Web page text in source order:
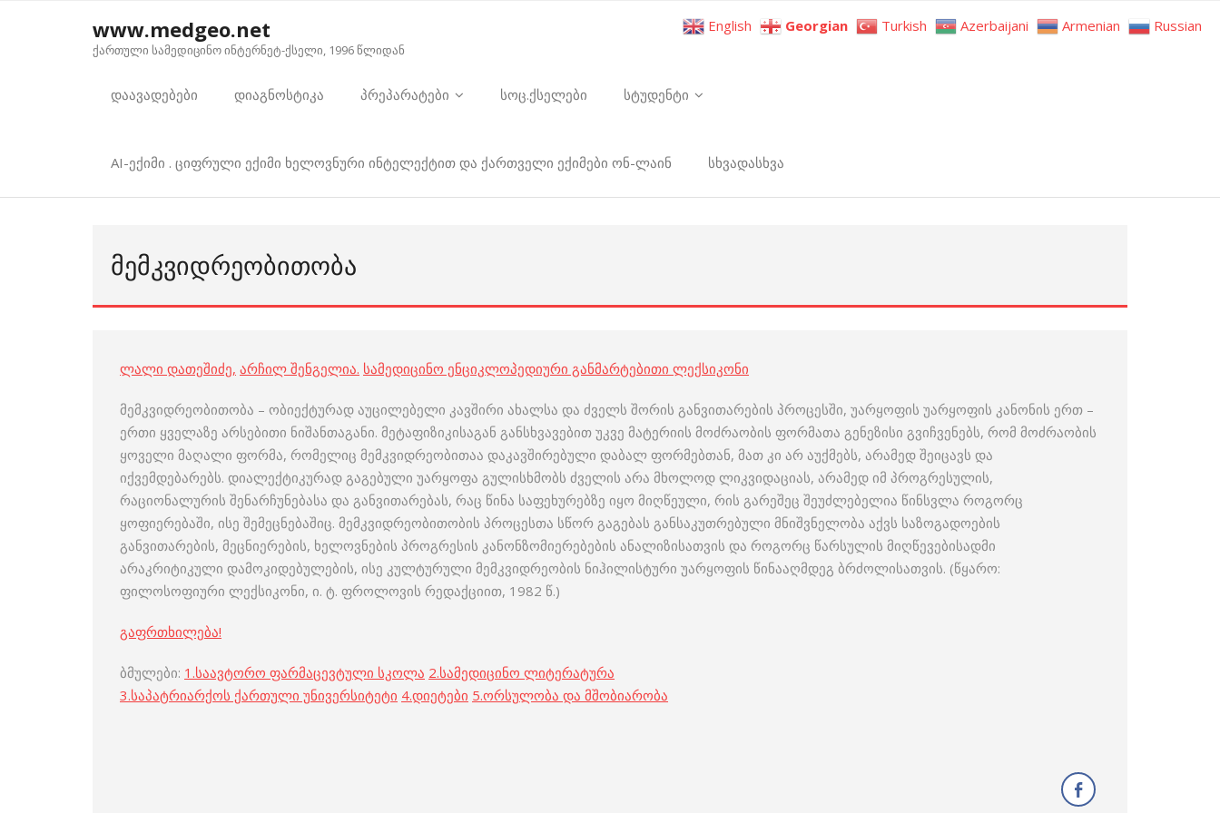
www.medgeo.net
ქართული სამედიცინო ინტერნეტ-ქსელი, 1996 წლიდან
დაავადებები დიაგნოსტიკა პრეპარატები სოც.ქსელები სტუდენტი
AI-ექიმი . ციფრული ექიმი ხელოვნური ინტელექტით და ქართველი ექიმები ონ-ლაინ სხვადასხვა
ᲛᲔᲛᲙᲕᲘᲓᲠᲔᲝᲑᲘᲗᲝᲑᲐ
ლალი დათეშიძე, არჩილ შენგელია. სამედიცინო ენციკლოპედიური განმარტებითი ლექსიკონი
მემკვიდრეობითობა – ობიექტურად აუცილებელი კავშირი ახალსა და ძველს შორის განვითარების პროცესში, უარყოფის უარყოფის კანონის ერთ –
ერთი ყველაზე არსებითი ნიშანთაგანი. მეტაფიზიკისაგან განსხვავებით უკვე მატერიის მოძრაობის ფორმათა გენეზისი გვიჩვენებს, რომ მოძრაობის
ყოველი მაღალი ფორმა, რომელიც მემკვიდრეობითაა დაკავშირებული დაბალ ფორმებთან, მათ კი არ აუქმებს, არამედ შეიცავს და
იქვემდებარებს. დიალექტიკურად გაგებული უარყოფა გულისხმობს ძველის არა მხოლოდ ლიკვიდაციას, არამედ იმ პროგრესულის,
რაციონალურის შენარჩუნებასა და განვითარებას, რაც წინა საფეხურებზე იყო მიღწეული, რის გარეშეც შეუძლებელია წინსვლა როგორც
ყოფიერებაში, ისე შემეცნებაშიც. მემკვიდრეობითობის პროცესთა სწორ გაგებას განსაკუთრებული მნიშვნელობა აქვს საზოგადოების
განვითარების, მეცნიერების, ხელოვნების პროგრესის კანონზომიერებების ანალიზისათვის და როგორც წარსულის მიღწევებისადმი
არაკრიტიკული დამოკიდებულების, ისე კულტურული მემკვიდრეობის ნიჰილისტური უარყოფის წინააღმდეგ ბრძოლისათვის. (წყარო:
ფილოსოფიური ლექსიკონი, ი. ტ. ფროლოვის რედაქციით, 1982 წ.)
გაფრთხილება!
ბმულები: 1.საავტორო ფარმაცევტული სკოლა 2.სამედიცინო ლიტერატურა
3.საპატრიარქოს ქართული უნივერსიტეტი 4.დიეტები 5.ორსულობა და მშობიარობა
English Georgian Turkish Azerbaijani Armenian Russian